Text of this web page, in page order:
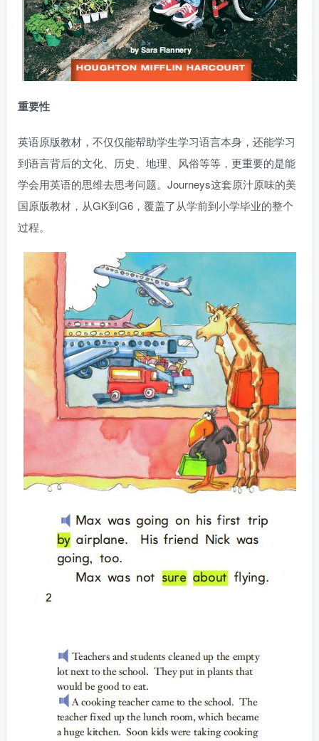
重要性
英语原版教材，不仅仅能帮助学生学习语言本身，还能学习
到语言背后的文化、历史、地理、风俗等等，更重要的是能
学会用英语的思维去思考问题。Journeys这套原汁原味的美
国原版教材，从GK到G6，覆盖了从学前到小学毕业的整个
过程。